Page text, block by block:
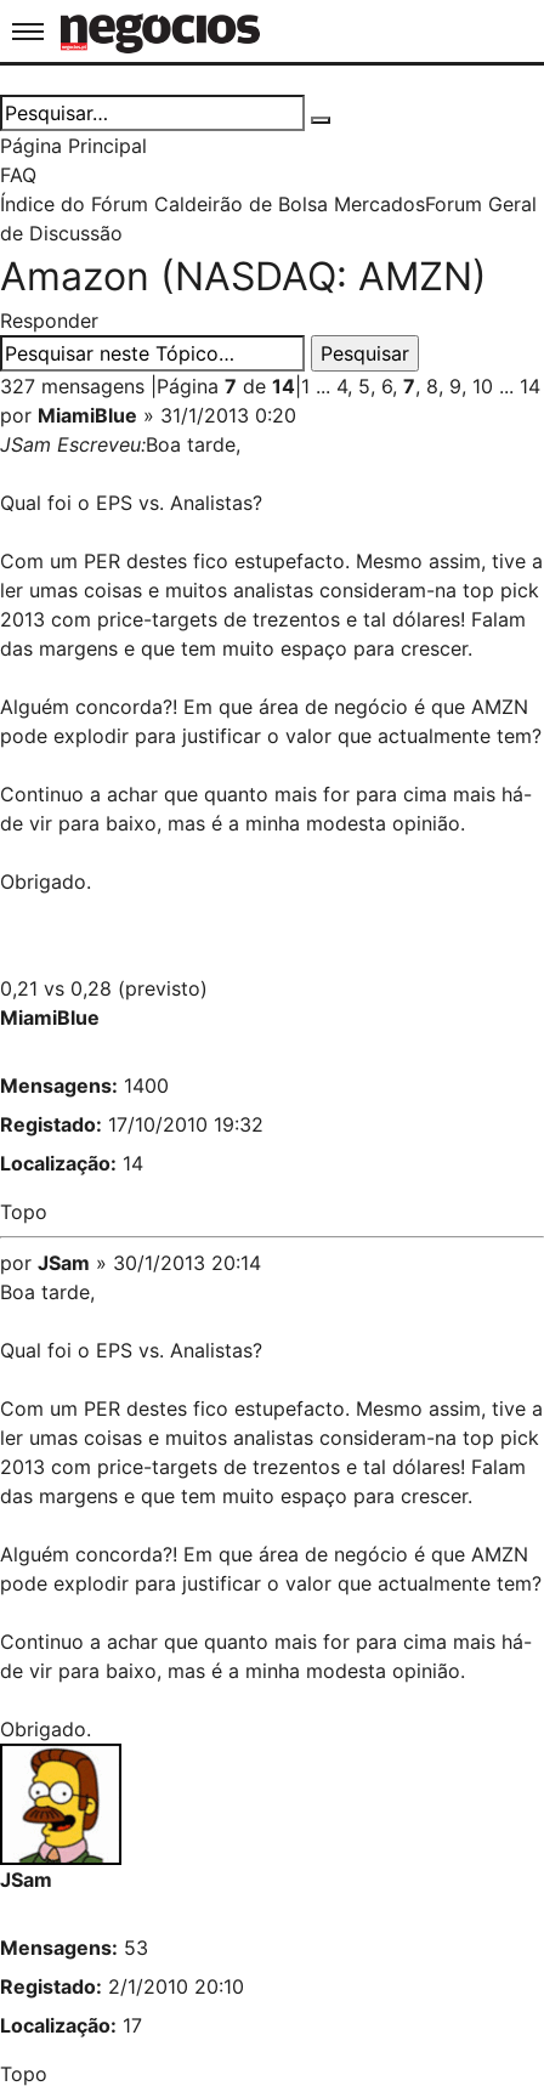
Jornal de Negócios
Página Principal
FAQ
Índice do Fórum Caldeirão de Bolsa MercadosForum Geral
de Discussão
Amazon (NASDAQ: AMZN)
Responder
327 mensagens Página 7 de 14 1 ... 4, 5, 6, 7, 8, 9, 10 ... 14
por MiamiBlue » 31/1/2013 0:20
JSam Escreveu:Boa tarde,
Qual foi o EPS vs. Analistas?
Com um PER destes fico estupefacto. Mesmo assim, tive a
ler umas coisas e muitos analistas consideram-na top pick
2013 com price-targets de trezentos e tal dólares! Falam
das margens e que tem muito espaço para crescer.
Alguém concorda?! Em que área de negócio é que AMZN
pode explodir para justificar o valor que actualmente tem?
Continuo a achar que quanto mais for para cima mais há-
de vir para baixo, mas é a minha modesta opinião.
Obrigado.
0,21 vs 0,28 (previsto)
MiamiBlue
Mensagens: 1400
Registado: 17/10/2010 19:32
Localização: 14
Topo
por JSam » 30/1/2013 20:14
Boa tarde,
Qual foi o EPS vs. Analistas?
Com um PER destes fico estupefacto. Mesmo assim, tive a
ler umas coisas e muitos analistas consideram-na top pick
2013 com price-targets de trezentos e tal dólares! Falam
das margens e que tem muito espaço para crescer.
Alguém concorda?! Em que área de negócio é que AMZN
pode explodir para justificar o valor que actualmente tem?
Continuo a achar que quanto mais for para cima mais há-
de vir para baixo, mas é a minha modesta opinião.
Obrigado.
JSam
Mensagens: 53
Registado: 2/1/2010 20:10
Localização: 17
Topo